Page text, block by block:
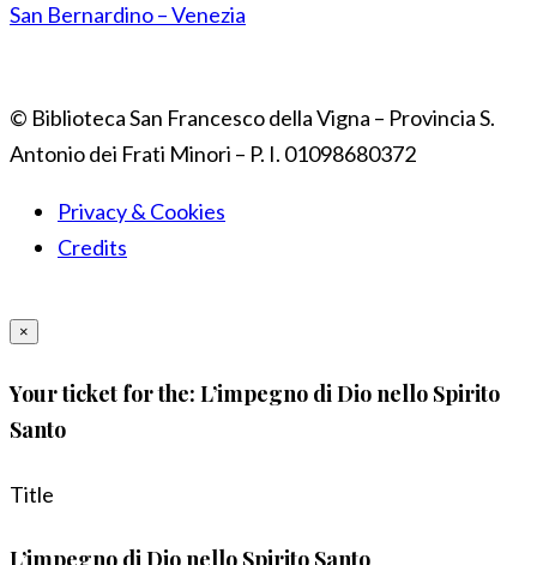
San Bernardino – Venezia
© Biblioteca San Francesco della Vigna – Provincia S.
Antonio dei Frati Minori – P. I. 01098680372
Privacy & Cookies
Credits
×
Your ticket for the: L’impegno di Dio nello Spirito
Santo
Title
L’impegno di Dio nello Spirito Santo